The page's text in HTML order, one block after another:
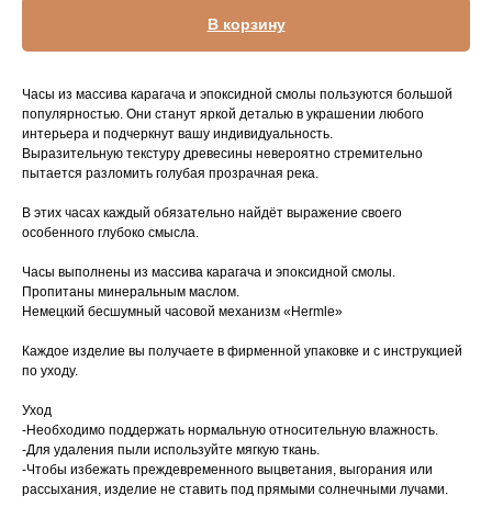
В корзину
Часы из массива карагача и эпоксидной смолы пользуются большой
популярностью. Они станут яркой деталью в украшении любого
интерьера и подчеркнут вашу индивидуальность.
Выразительную текстуру древесины невероятно стремительно
пытается разломить голубая прозрачная река.
В этих часах каждый обязательно найдёт выражение своего
особенного глубоко смысла.
Часы выполнены из массива карагача и эпоксидной смолы.
Пропитаны минеральным маслом.
Немецкий бесшумный часовой механизм «Hermle»
Каждое изделие вы получаете в фирменной упаковке и с инструкцией
по уходу.
Уход
⁃Необходимо поддержать нормальную относительную влажность.
⁃Для удаления пыли используйте мягкую ткань.
⁃Чтобы избежать преждевременного выцветания, выгорания или
рассыхания, изделие не ставить под прямыми солнечными лучами.